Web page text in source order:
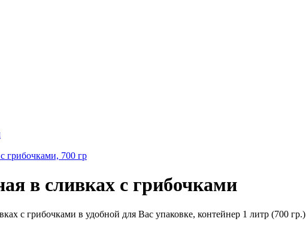
грибочками, 700 гр
в сливках с грибочками
с грибочками в удобной для Вас упаковке, контейнер 1 литр (700 гр.)